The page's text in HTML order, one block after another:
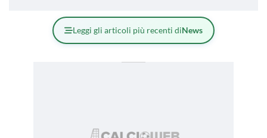
Leggi gli articoli più recenti diNews